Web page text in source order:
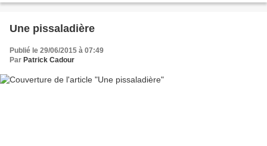
Une pissaladière
Publié le 29/06/2015 à 07:49
Par Patrick Cadour